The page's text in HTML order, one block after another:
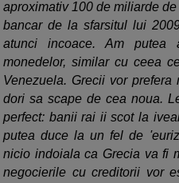
aproximativ 100 de miliarde
bancar de la sfarsitul lui
atunci incoace. Am
monedelor, similar cu ceea
Venezuela. Grecii vor
dori sa scape de cea noua.
perfect: banii rai ii scot la
putea duce la un fel de
nicio indoiala ca Grecia va fi
negocierile cu creditorii vor